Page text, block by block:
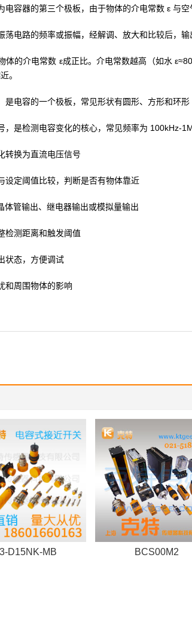
电容器的第三个极板，由于物体的介电常数 ε 与
荡电路的频率或振幅，经解调、放大和比较后，
体的介电常数 ε成正比。介电常数越高（如水
。
是电容的一个极板，常见形状有圆形、方形和环形
，是检测电容变化的核心，常见频率为 100kHz-
转换为直流电压信号
设定阈值比较，判断是否有物体靠近
体管输出、继电器输出或模拟量输出
检测距离和触发阈值
状态，方便调试
和周围物体的影响
D15NK-MB
BCS00M2